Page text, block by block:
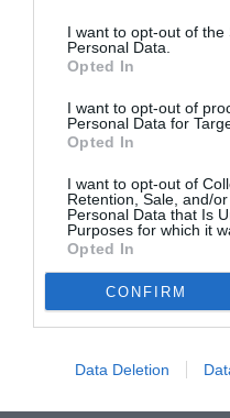
I want to opt-out of the
Personal Data.
Opted In
I want to opt-out of
Personal Data for
Opted In
I want to opt-out of
Retention, Sale, and/
Personal Data that Is
Purposes for which it
Opted In
CONFIRM
Data Deletion
Τέλος, άπλωσε λίγη
στο σημείο που
ένα ομοιόμορφο
RELATED STORY
7